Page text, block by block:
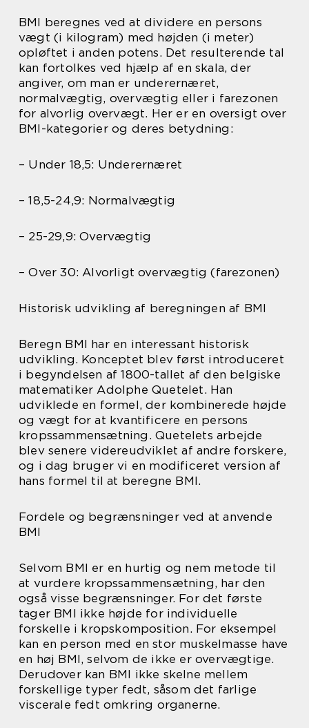
BMI beregnes ved at dividere en persons
vægt (i kilogram) med højden (i meter)
opløftet i anden potens. Det resulterende tal
kan fortolkes ved hjælp af en skala, der
angiver, om man er underernæret,
normalvægtig, overvægtig eller i farezonen
for alvorlig overvægt. Her er en oversigt over
BMI-kategorier og deres betydning:
– Under 18,5: Underernæret
– 18,5-24,9: Normalvægtig
– 25-29,9: Overvægtig
– Over 30: Alvorligt overvægtig (farezonen)
Historisk udvikling af beregningen af BMI
Beregn BMI har en interessant historisk
udvikling. Konceptet blev først introduceret
i begyndelsen af 1800-tallet af den belgiske
matematiker Adolphe Quetelet. Han
udviklede en formel, der kombinerede højde
og vægt for at kvantificere en persons
kropssammensætning. Quetelets arbejde
blev senere videreudviklet af andre forskere,
og i dag bruger vi en modificeret version af
hans formel til at beregne BMI.
Fordele og begrænsninger ved at anvende
BMI
Selvom BMI er en hurtig og nem metode til
at vurdere kropssammensætning, har den
også visse begrænsninger. For det første
tager BMI ikke højde for individuelle
forskelle i kropskomposition. For eksempel
kan en person med en stor muskelmasse have
en høj BMI, selvom de ikke er overvægtige.
Derudover kan BMI ikke skelne mellem
forskellige typer fedt, såsom det farlige
viscerale fedt omkring organerne.